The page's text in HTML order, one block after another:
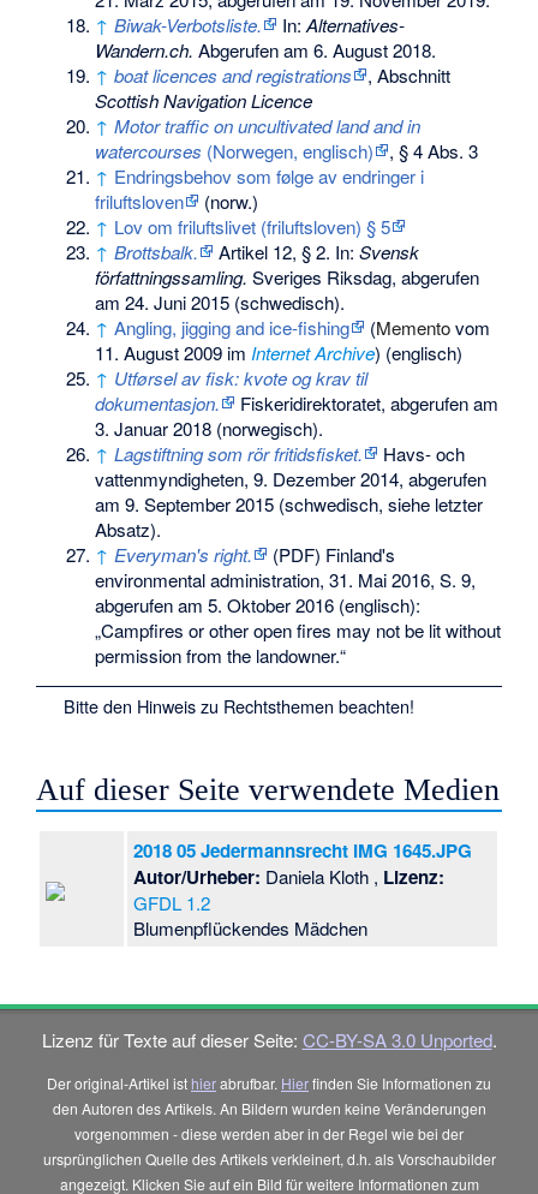
↑ Biwak-Verbotsliste. In:Alternatives-
Wandern.ch. Abgerufen am 6. August 2018.
↑ boat licences and registrations
, Abschnitt
Scottish Navigation Licence
↑ Motor traffic on uncultivated land and in
watercourses (Norwegen, englisch)
, § 4 Abs. 3
↑ Endringsbehov som følge av endringer i
friluftsloven
(norw.)
↑ Lov om friluftslivet (friluftsloven) § 5
↑ Brottsbalk. Artikel 12, § 2. In:Svensk
författningssamling. Sveriges Riksdag, abgerufen
am 24. Juni 2015 (schwedisch).
↑ Angling, jigging and ice-fishing (Mementovom
11. August 2009 imInternet Archive) (englisch)
↑ Utførsel av fisk: kvote og krav til
dokumentasjon.
Fiskeridirektoratet, abgerufen am
3. Januar 2018 (norwegisch).
↑ Lagstiftning som rör fritidsfisket.
Havs- och
vattenmyndigheten, 9. Dezember 2014, abgerufen
am 9. September 2015 (schwedisch, siehe letzter
Absatz).
↑ Everyman's right.
(PDF) Finland's
environmental administration, 31. Mai 2016,S. 9,
abgerufen am 5. Oktober 2016 (englisch):
„Campfires or other open fires may not be lit without
permission from the landowner.“
Bitte den Hinweis zu Rechtsthemen beachten!
Auf dieser Seite verwendete Medien
2018 05 Jedermannsrecht IMG 1645.JPG
Autor/Urheber: Daniela Kloth , Lizenz:
GFDL 1.2
Blumenpflückendes Mädchen
Lizenz für Texte auf dieser Seite: CC-BY-SA 3.0 Unported.
Der original-Artikel ist hierabrufbar. Hierfinden Sie Informationen zu
den Autoren des Artikels. An Bildern wurden keine Veränderungen
vorgenommen - diese werden aber in der Regel wie bei der
ursprünglichen Quelle des Artikels verkleinert, d.h. als Vorschaubilder
angezeigt. Klicken Sie auf ein Bild für weitere Informationen zum